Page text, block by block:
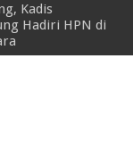
Kadis
Hadiri HPN di